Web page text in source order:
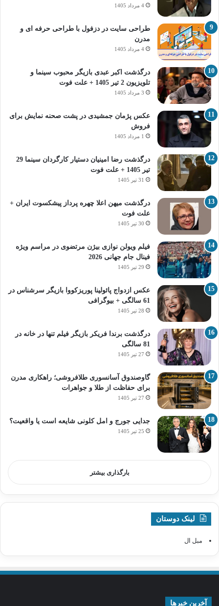
4 مرداد 1405
طراحی سایت در دزفول با طراحی حرفه‌ ای و
مدرن
4 مرداد 1405
درگذشت اکبر عبدی بازیگر محبوب سینما و
تلویزیون 2 تیر 1405 + علت فوت
3 مرداد 1405
عکس پژمان جمشیدی در پشت صحنه نمایش برای
فروش
1 مرداد 1405
درگذشت رضا امینیان دستیار کارگردان سینما 29
تیر 1405 + علت فوت
31 تیر 1405
درگذشت میهن اعلا چهره پرداز پیشکسوت ایران +
علت فوت
30 تیر 1405
فیلم ویولن نوازی بیژن مرتضوی در مراسم ویژه
فینال جام جهانی 2026
29 تیر 1405
عکس ازدواج پائولینا پوریزکووا بازیگر سرشناس در
61 سالگی + بیوگرافی
28 تیر 1405
درگذشت برندا فریکر بازیگر فیلم تنها در خانه در
81 سالگی
27 تیر 1405
گاوصندوق آسانسوری طلافروشی؛ راهکاری مدرن
برای حفاظت از طلا و جواهرات
27 تیر 1405
جدایی جورج و امل کلونی شایعه است یا واقعیت؟
25 تیر 1405
بارگذاری بیشتر
لینک دوستان
مبل ال
آخرین خبرها